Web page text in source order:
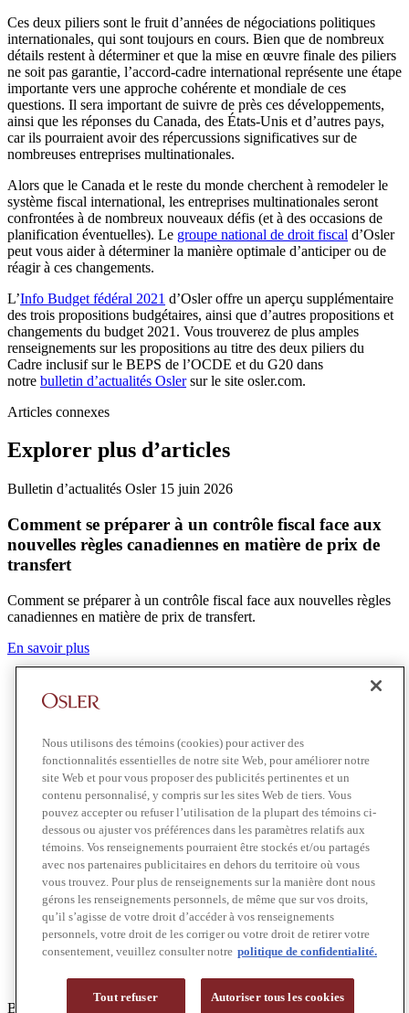
Ces deux piliers sont le fruit d’années de négociations politiques
internationales, qui sont toujours en cours. Bien que de nombreux
détails restent à déterminer et que la mise en œuvre finale des piliers
ne soit pas garantie, l’accord-cadre international représente une étape
importante vers une approche cohérente et mondiale de ces
questions. Il sera important de suivre de près ces développements,
ainsi que les réponses du Canada, des États-Unis et d’autres pays,
car ils pourraient avoir des répercussions significatives sur de
nombreuses entreprises multinationales.
Alors que le Canada et le reste du monde cherchent à remodeler le
système fiscal international, les entreprises multinationales seront
confrontées à de nombreux nouveaux défis (et à des occasions de
planification éventuelles). Le groupe national de droit fiscal d’Osler
peut vous aider à déterminer la manière optimale d’anticiper ou de
réagir à ces changements.
L’Info Budget fédéral 2021 d’Osler offre un aperçu supplémentaire
des trois propositions budgétaires, ainsi que d’autres propositions et
changements du budget 2021. Vous trouverez de plus amples
renseignements sur les propositions au titre des deux piliers du
Cadre inclusif sur le BEPS de l’OCDE et du G20 dans
notre bulletin d’actualités Oslersur le site osler.com.
Articles connexes
Explorer plus d’articles
Bulletin d’actualités Osler 15 juin 2026
Comment se préparer à un contrôle fiscal face aux
nouvelles règles canadiennes en matière de prix de
transfert
Comment se préparer à un contrôle fiscal face aux nouvelles règles
canadiennes en matière de prix de transfert.
En savoir plus
Bulletin d’actualités Osler
Nous utilisons des témoins (cookies) pour activer des
fonctionnalités essentielles de notre site Web, pour améliorer notre
site Web et pour vous proposer des publicités pertinentes et un
contenu personnalisé, y compris sur les sites Web de tiers. Vous
pouvez accepter ou refuser l’utilisation de la plupart des témoins ci-
dessous ou ajuster vos préférences dans les paramètres relatifs aux
témoins. Vos renseignements pourraient être stockés et/ou partagés
avec nos partenaires publicitaires en dehors du territoire où vous
vous trouvez. Pour plus de renseignements sur la manière dont nous
gérons les renseignements personnels, de même que sur vos droits,
qu’il s’agisse de votre droit d’accéder à vos renseignements
personnels, votre droit de les corriger ou votre droit de retirer votre
consentement, veuillez consulter notre politique de confidentialité.
Tout refuser Autoriser tous les cookies